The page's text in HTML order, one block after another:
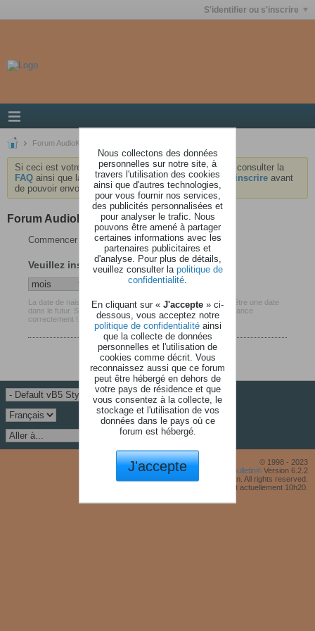
S'identifier ou s'inscrire
Forum AudioKeys
Si ceci est votre première visite, nous vous invitons à consulter la
FAQ ainsi que la chartedu forum . Vous devrez vous inscrire avant
de pouvoir envoyer des messages.
Forum AudioKeys
Commencer votre inscription
Veuillez insérer votre date de naissance
La date de naissance que vous avez renseigné ne peut pas être une date
dans le futur. Soyez certain d'avoir inséré votre date de naissance
correctement !
© 1998 - 2023
Powered by
vBulletin® Version 6.2.2
Copyright © 2026 MH Sub I, LLC dba vBulletin. All rights reserved.
Fuseau horaire GMT +1. Il est actuellement 10h20.
Nous collectons des données
personnelles sur notre site, à
travers l'utilisation des cookies
ainsi que d'autres technologies,
pour vous fournir nos services,
des publicités personnalisées et
pour analyser le trafic. Nous
pouvons être amené à partager
certaines informations avec les
partenaires publicitaires et
d'analyse. Pour plus de détails,
veuillez consulter la politique de
confidentialité
En cliquant sur « J'accepte » ci-
dessous, vous acceptez notre
politique de confidentialitéainsi
que la collecte de données
personnelles et l'utilisation de
cookies comme décrit. Vous
reconnaissez aussi que ce forum
peut être hébergé en dehors de
votre pays de résidence et que
vous consentez à la collecte, le
stockage et l'utilisation de vos
données dans le pays où ce
forum est hébergé.
J'accepte